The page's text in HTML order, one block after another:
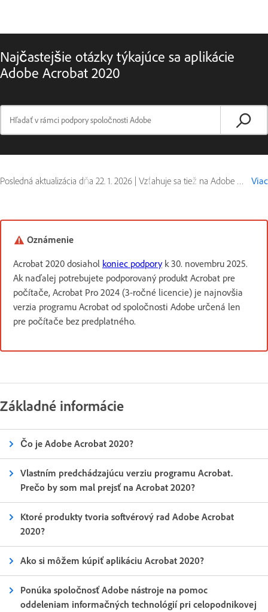
Najčastejšie otázky týkajúce sa aplikácie
Adobe Acrobat 2020
Posledná aktualizácia dňa 22. 1. 2026 | Vzťahuje sa tiež na Adobe Acrobat 2020 Viac
Oznámenie
Acrobat 2020 dosiahol koniec podporyk 30. novembru 2025.
Ak naďalej potrebujete podporovaný produkt Acrobat pre
počítače, Acrobat Pro 2024 (3-ročné licencie) je najnovšia
verzia programu Acrobat od spoločnosti Adobe určená len
pre počítače bez predplatného.
Základné informácie
Čo je Adobe Acrobat 2020?
Vlastním predchádzajúcu verziu programu Acrobat.
Prečo by som mal prejsť na Acrobat 2020?
Ktoré produkty tvoria softvérový rad Adobe Acrobat
2020?
Ako si môžem kúpiť aplikáciu Acrobat 2020?
Ponúka spoločnosť Adobe nástroje na pomoc
oddeleniam informačných technológií pri celopodnikovej